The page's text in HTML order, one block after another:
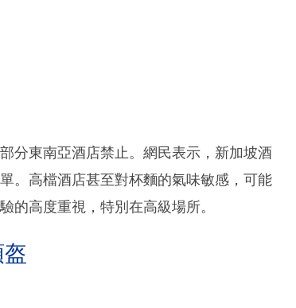
分東南亞酒店禁止。網民表示，新加坡酒
。高檔酒店甚至對杯麵的氣味敏感，可能
的高度重視，特別在高級場所。